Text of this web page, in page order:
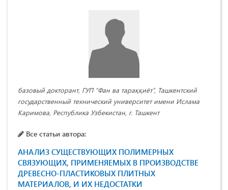
базовый докторант, ГУП “Фан ва тараққиёт”, Ташкентский
государственный технический университет имени Ислама
Каримова, Республика Узбекистан, г. Ташкент
Все статьи автора:
АНАЛИЗ СУЩЕСТВУЮЩИХ ПОЛИМЕРНЫХ
СВЯЗУЮЩИХ, ПРИМЕНЯЕМЫХ В ПРОИЗВОДСТВЕ
ДРЕВЕСНО-ПЛАСТИКОВЫХ ПЛИТНЫХ
МАТЕРИАЛОВ, И ИХ НЕДОСТАТКИ